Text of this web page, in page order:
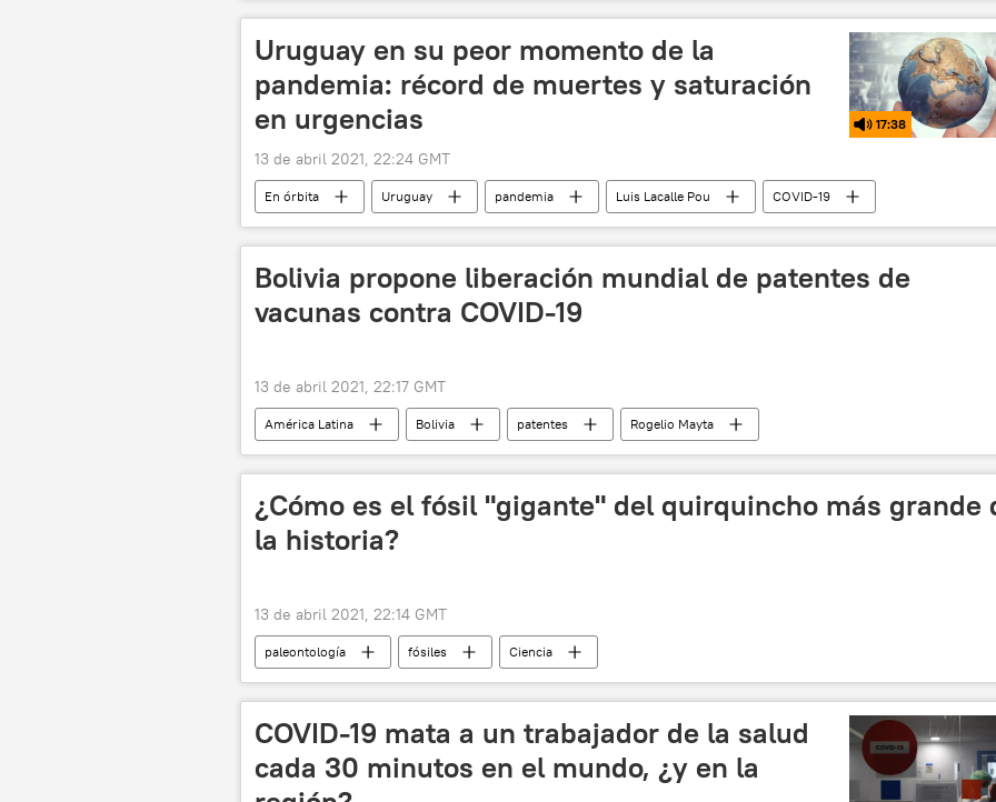
Uruguay en su peor momento de la
pandemia: récord de muertes y saturación
en urgencias
17:38
13 de abril 2021, 22:24 GMT
En órbita Uruguay pandemia Luis Lacalle Pou COVID-19
Bolivia propone liberación mundial de patentes de
vacunas contra COVID-19
13 de abril 2021, 22:17 GMT
América Latina Bolivia patentes
Rogelio Mayta
vacunación contra el COVID-19
¿Cómo es el fósil "gigante" del quirquincho más grande
la historia?
13 de abril 2021, 22:14 GMT
paleontología fósiles Ciencia
COVID-19 mata a un trabajador de la salud
cada 30 minutos en el mundo, ¿y en la